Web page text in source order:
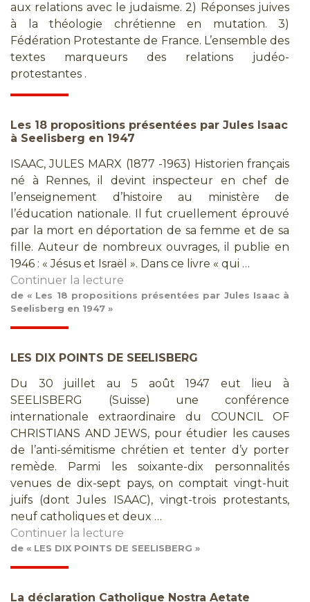
aux relations avec le judaïsme. 2) Réponses juives
à la théologie chrétienne en mutation. 3)
Fédération Protestante de France. L’ensemble des
textes marqueurs des relations judéo-
protestantes .
Les 18 propositions présentées par Jules Isaac
à Seelisberg en 1947
ISAAC, JULES MARX (1877 -1963) Historien français
né à Rennes, il devint inspecteur en chef de
l’enseignement d’histoire au ministère de
l’éducation nationale. Il fut cruellement éprouvé
par la mort en déportation de sa femme et de sa
fille. Auteur de nombreux ouvrages, il publie en
1946 : « Jésus et Israël ». Dans ce livre « qui …
Continuer la lecture
de « Les 18 propositions présentées par Jules Isaac à
Seelisberg en 1947 »
LES DIX POINTS DE SEELISBERG
Du 30 juillet au 5 août 1947 eut lieu à
SEELISBERG (Suisse) une conférence
internationale extraordinaire du COUNCIL OF
CHRISTIANS AND JEWS, pour étudier les causes
de l’anti-sémitisme chrétien et tenter d’y porter
remède. Parmi les soixante-dix personnalités
venues de dix-sept pays, on comptait vingt-huit
juifs (dont Jules ISAAC), vingt-trois protestants,
neuf catholiques et deux …
Continuer la lecture
de « LES DIX POINTS DE SEELISBERG »
La déclaration Catholique Nostra Aetate